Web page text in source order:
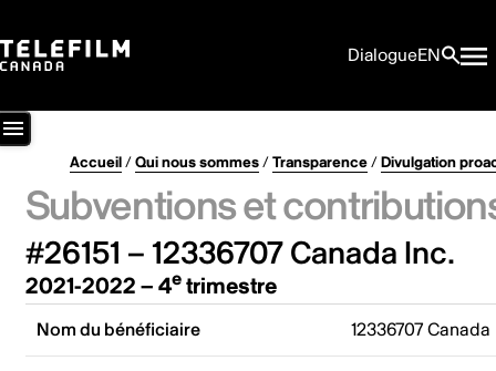
DialogueEN
Accueil/Qui nous sommes/Transparence/Divulgation
Subventions et
#26151 – 12336707 Canada Inc.
2021-2022 – 4etrimestre
Nom du bénéficiaire 12336707